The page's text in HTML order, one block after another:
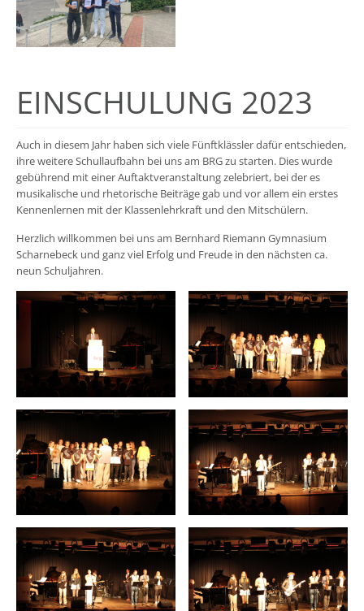
EINSCHULUNG 2023
Auch in diesem Jahr haben sich viele Fünftklässler dafür entschieden,
ihre weitere Schullaufbahn bei uns am BRG zu starten. Dies wurde
gebührend mit einer Auftaktveranstaltung zelebriert, bei der es
musikalische und rhetorische Beiträge gab und vor allem ein erstes
Kennenlernen mit der Klassenlehrkraft und den Mitschülern.
Herzlich willkommen bei uns am Bernhard Riemann Gymnasium
Scharnebeck und ganz viel Erfolg und Freude in den nächsten ca.
neun Schuljahren.